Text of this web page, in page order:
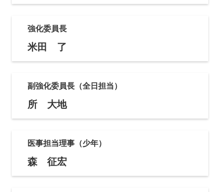
強化委員長
米田 了
副強化委員長（全日担当）
所 大地
医事担当理事（少年）
森 征宏